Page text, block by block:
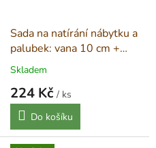
Sada na natírání nábytku a
palubek: vana 10 cm +
váleček s držákem + štětec
Skladem
224 Kč / ks
Měrná
cena: Do košíku